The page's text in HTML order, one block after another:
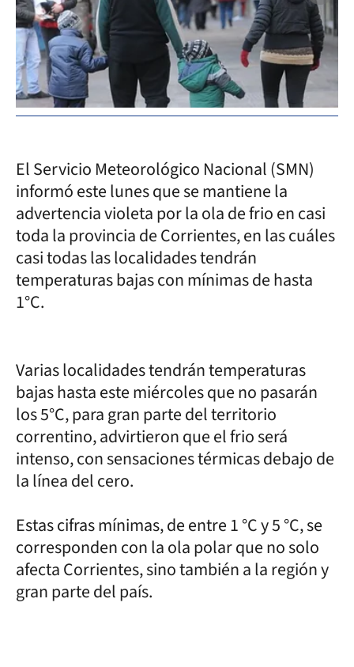
El Servicio Meteorológico Nacional (SMN)
informó este lunes que se mantiene la
advertencia violeta por la ola de frio en casi
toda la provincia de Corrientes, en las cuáles
casi todas las localidades tendrán
temperaturas bajas con mínimas de hasta
1°C.
Varias localidades tendrán temperaturas
bajas hasta este miércoles que no pasarán
los 5°C, para gran parte del territorio
correntino, advirtieron que el frio será
intenso, con sensaciones térmicas debajo de
la línea del cero.
Estas cifras mínimas, de entre 1 °C y 5 °C, se
corresponden con la ola polar que no solo
afecta Corrientes, sino también a la región y
gran parte del país.